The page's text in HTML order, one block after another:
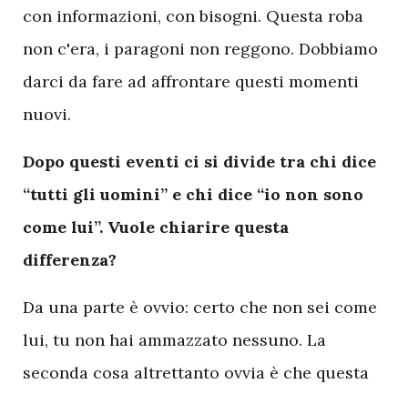
con informazioni, con bisogni. Questa roba
non c'era, i paragoni non reggono. Dobbiamo
darci da fare ad affrontare questi momenti
nuovi.
Dopo questi eventi ci si divide tra chi dice
“tutti gli uomini” e chi dice “io non sono
come lui”. Vuole chiarire questa
differenza?
Da una parte è ovvio: certo che non sei come
lui, tu non hai ammazzato nessuno. La
seconda cosa altrettanto ovvia è che questa